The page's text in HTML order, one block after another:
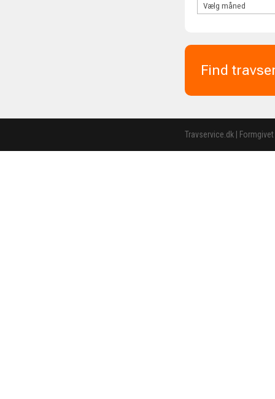
Find
Travservice.dk |